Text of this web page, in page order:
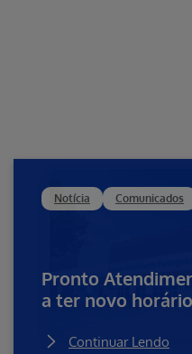
Notícia Comunicados
Pronto
a ter novo
Continuar Lendo